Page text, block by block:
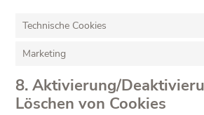
Technische Cookies
Marketing
8. Aktivierung/
Löschen von Cookies